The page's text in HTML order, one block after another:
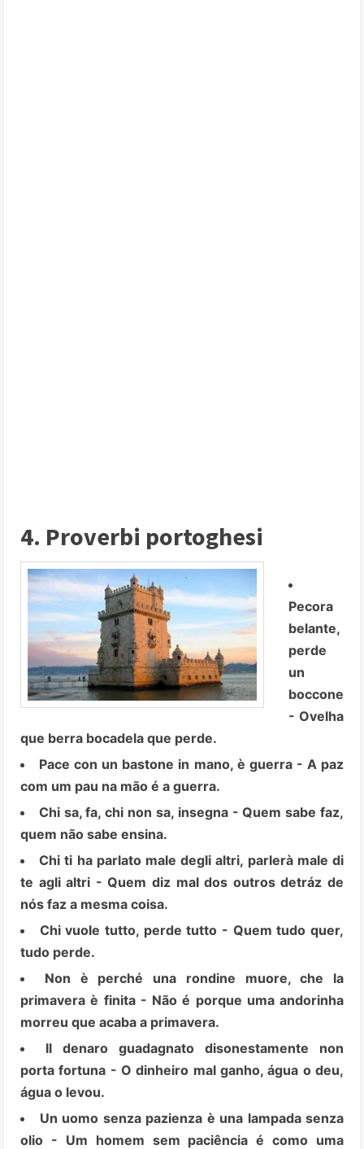
4. Proverbi portoghesi
Pecora
belante,
perde
un
boccone
- Ovelha
que berra bocadela que perde.
Pace con un bastone in mano, è guerra - A paz
com um pau na mão é a guerra.
Chi sa, fa, chi non sa, insegna - Quem sabe faz,
quem não sabe ensina.
Chi ti ha parlato male degli altri, parlerà male di
te agli altri - Quem diz mal dos outros detráz de
nós faz a mesma coisa.
Chi vuole tutto, perde tutto - Quem tudo quer,
tudo perde.
Non è perché una rondine muore, che la
primavera è finita - Não é porque uma andorinha
morreu que acaba a primavera.
Il denaro guadagnato disonestamente non
porta fortuna - O dinheiro mal ganho, água o deu,
água o levou.
Un uomo senza pazienza è una lampada senza
olio - Um homem sem paciência é como uma